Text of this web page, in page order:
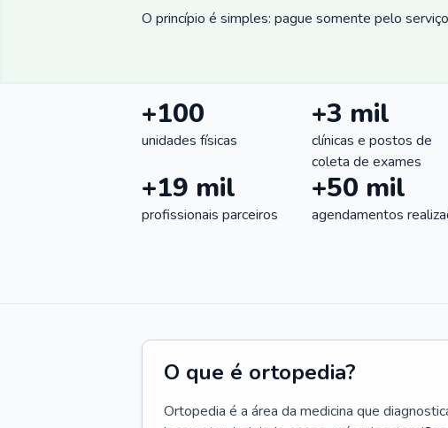
O princípio é simples: pague somente pelo
+100
unidades físicas
+3 mil
clínicas e postos de
coleta de exames
+19 mil
profissionais parceiros
+50 mil
agendamentos
O que é ortopedia?
Ortopedia é a área da medicina que